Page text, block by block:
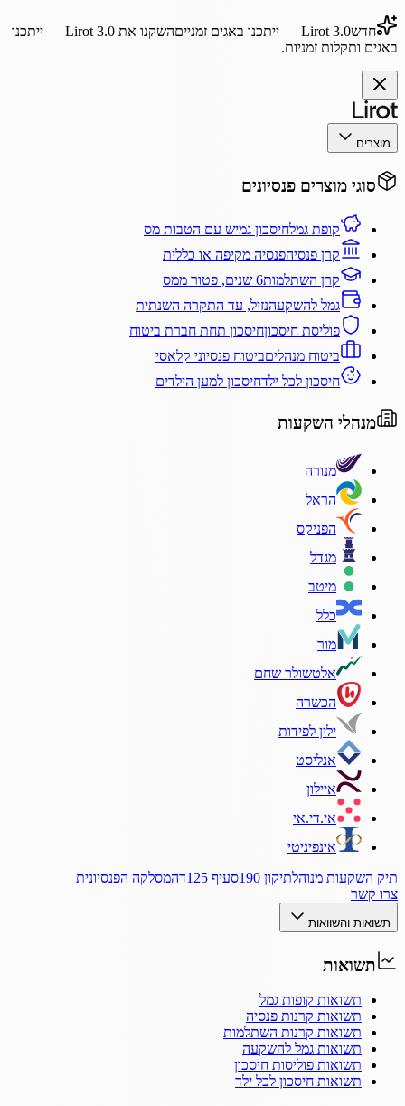
חדשLirot 3.0 — ייתכנו באגים זמנייםהשקנו את Lirot 3.0— ייתכנו
באגים ותקלות זמניות.
מוצרים
סוגי מוצרים פנסיונים
קופת גמלחיסכון גמיש עם הטבות מס
קרן פנסיהפנסיה מקיפה או כללית
קרן השתלמות6 שנים, פטור ממס
גמל להשקעהנזיל, עד התקרה השנתית
פוליסת חיסכוןחיסכון תחת חברת ביטוח
ביטוח מנהליםביטוח פנסיוני קלאסי
חיסכון לכל ילדחיסכון למען הילדים
מנהלי השקעות
מנורה
הראל
הפניקס
מגדל
מיטב
כלל
מור
אלטשולר שחם
הכשרה
ילין לפידות
אנליסט
איילון
אי.די.אי
אינפיניטי
תיק השקעות מנוהלתיקון 190 סעיף 125ד
המסלקה הפנסיונית
צרו קשר
תשואות והשוואות
תשואות
תשואות קופות גמל
תשואות קרנות פנסיה
תשואות קרנות השתלמות
תשואות גמל להשקעה
תשואות פוליסות חיסכון
תשואות חיסכון לכל ילד